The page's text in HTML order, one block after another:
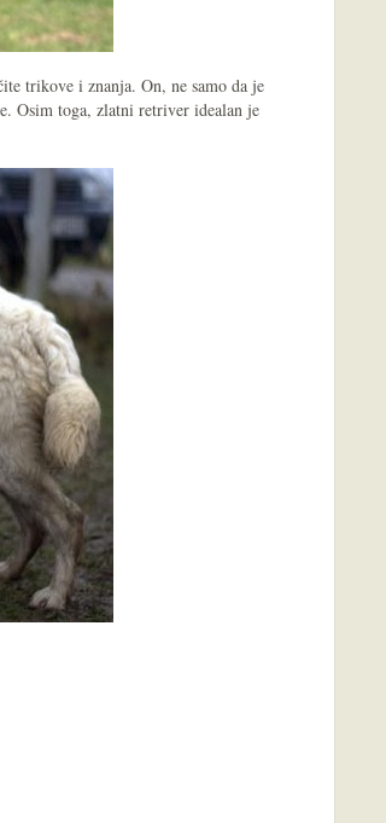
trikove i znanja. On, ne samo da je
Osim toga, zlatni retriver idealan je